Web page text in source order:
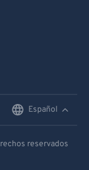
Español
reservados